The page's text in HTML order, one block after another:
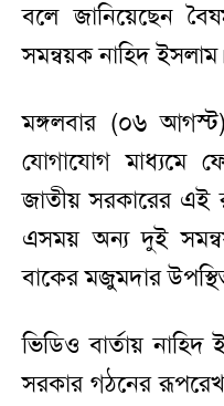
বলে জানিয়েছেন
সমন্বয়ক নাহিদ
মঙ্গলবার (০৬
যোগাযোগ মাধ্যমে
জাতীয় সরকারের এই
এসময় অন্য দুই
বাকের মজুমদার
ভিডিও বার্তায় নাহিদ
সরকার গঠনের